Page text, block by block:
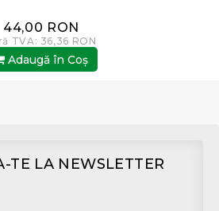
44,00 RON
TVA: 36,36 RON
Adaugă în Coş
TE LA NEWSLETTER